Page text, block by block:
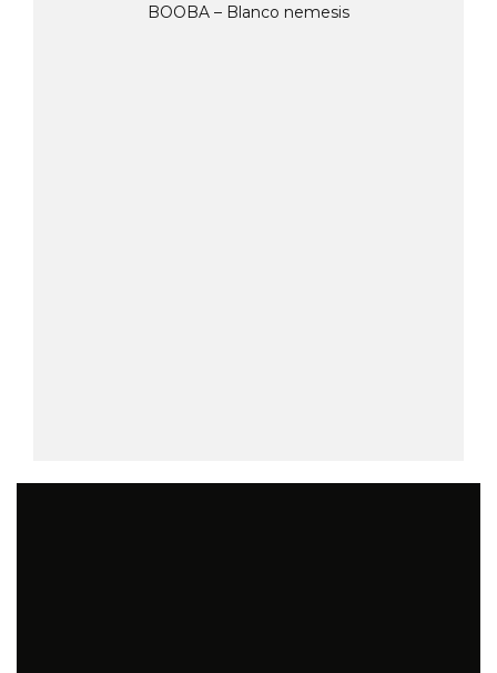
BOOBA – Blanco nemesis